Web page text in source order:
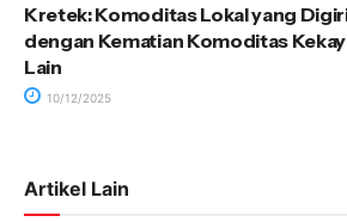
Kretek: Komoditas Lokal yang
dengan Kematian Komoditas
Lain
10/12/2025
Artikel Lain